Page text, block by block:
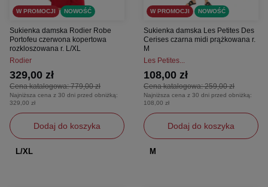
W PROMOCJI NOWOŚĆ
Sukienka damska Rodier Robe
Portofeu czerwona kopertowa
rozkloszowana r. L/XL
Rodier
Cena katalogowa:779,00 zł
329,00 zł
Najniższa cena z 30 dni przed obniżką:
329,00 zł
Dodaj do koszyka
L/XL
W PROMOCJI NOWOŚĆ
Sukienka damska Les Petites Des
Cerises czarna midi prążkowana r.
M
Les Petites...
Cena katalogowa:259,00 zł
108,00 zł
Najniższa cena z 30 dni przed obniżką:
108,00 zł
Dodaj do koszyka
M